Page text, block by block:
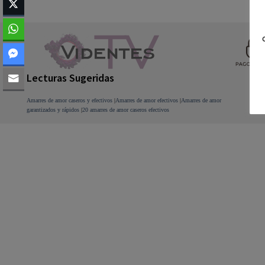
Footer
Lecturas Sugeridas
Amarres de amor caseros y efectivos |Amarres de amor efectivos |Amarres de amor
garantizados y rápidos |20 amarres de amor caseros efectivos